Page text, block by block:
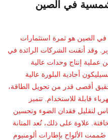
في الصين
في الصين هو ثمرة استثمارات
وقد أتقنت الشركات الرائدة في
عملية إنتاج وحدات عالية
أحادية البلورة عالية
أقصى قدر من تحويل الطاقة،
قابلة للاستخدام. تتميز
لتقليل فقدان الضوء وتحسين
علاوة على ذلك، تُعد المتانة
صُممت الألواح بإطارات ألومنيوم